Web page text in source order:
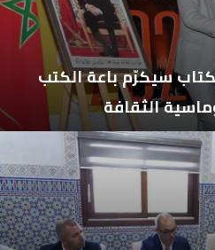
سيكرّم باعة الكتب
الثقافة